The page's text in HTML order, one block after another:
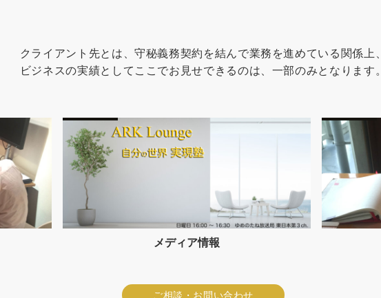
クライアント先とは、守秘義務契約を結んで業務を進めている関係上、
ビジネスの実績としてここでお見せできるのは、一部のみとなります。
クライアントの声
ご相談・お問い合わせ